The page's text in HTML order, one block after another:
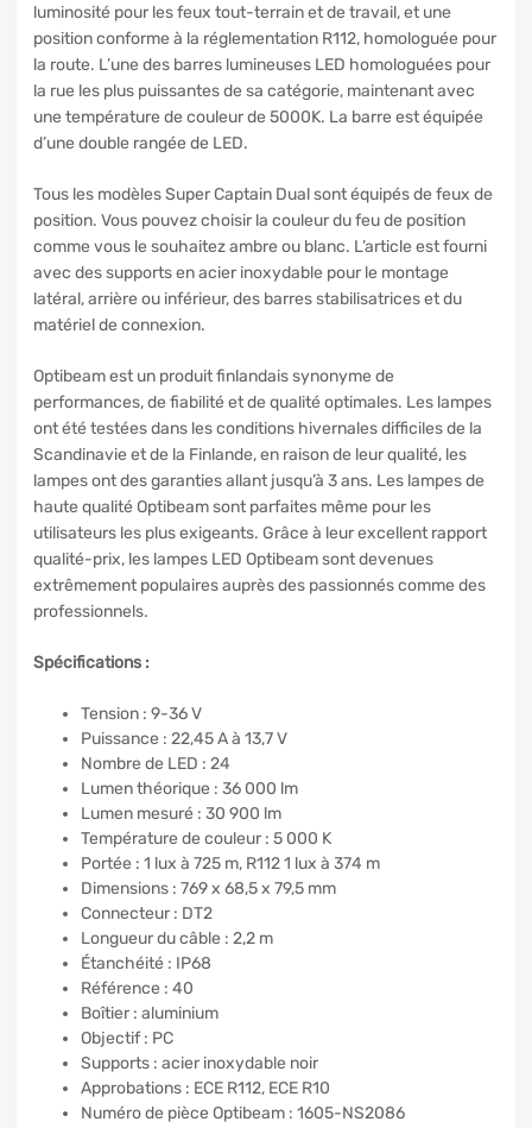
luminosité pour les feux tout-terrain et de travail, et une
position conforme à la réglementation R112, homologuée pour
la route. L’une des barres lumineuses LED homologuées pour
la rue les plus puissantes de sa catégorie, maintenant avec
une température de couleur de 5000K. La barre est équipée
d’une double rangée de LED.
Tous les modèles Super Captain Dual sont équipés de feux de
position. Vous pouvez choisir la couleur du feu de position
comme vous le souhaitez ambre ou blanc. L’article est fourni
avec des supports en acier inoxydable pour le montage
latéral, arrière ou inférieur, des barres stabilisatrices et du
matériel de connexion.
Optibeam est un produit finlandais synonyme de
performances, de fiabilité et de qualité optimales. Les lampes
ont été testées dans les conditions hivernales difficiles de la
Scandinavie et de la Finlande, en raison de leur qualité, les
lampes ont des garanties allant jusqu’à 3 ans. Les lampes de
haute qualité Optibeam sont parfaites même pour les
utilisateurs les plus exigeants. Grâce à leur excellent rapport
qualité-prix, les lampes LED Optibeam sont devenues
extrêmement populaires auprès des passionnés comme des
professionnels.
Spécifications :
Tension : 9-36 V
Puissance : 22,45 A à 13,7 V
Nombre de LED : 24
Lumen théorique : 36 000 lm
Lumen mesuré : 30 900 lm
Température de couleur : 5 000 K
Portée : 1 lux à 725 m, R112 1 lux à 374 m
Dimensions : 769 x 68,5 x 79,5 mm
Connecteur : DT2
Longueur du câble : 2,2 m
Étanchéité : IP68
Référence : 40
Boîtier : aluminium
Objectif : PC
Supports : acier inoxydable noir
Approbations : ECE R112, ECE R10
Numéro de pièce Optibeam : 1605-NS2086